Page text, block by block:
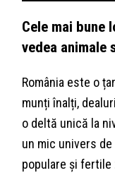
Cele mai bune
vedea animale
România este o
munți înalți,
o deltă unică la
un mic univers
populare și fertile